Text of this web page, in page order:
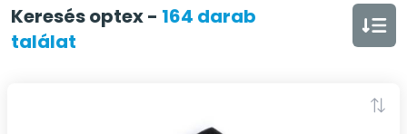
Keresésoptex- 164 darab
találat